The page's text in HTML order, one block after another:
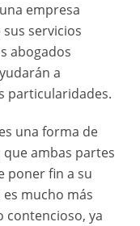
empresa
servicios
abogados
a
particularidades.
una forma de
ambas partes
poner fin a su
mucho más
contencioso, ya